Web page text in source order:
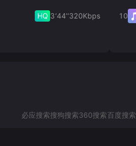
HQ 3‘44’‘320Kbps 10
必应搜索搜狗搜索360搜索百度搜索